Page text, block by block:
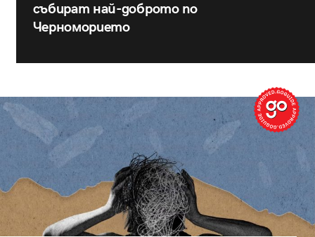
събират най-доброто по
Черноморието